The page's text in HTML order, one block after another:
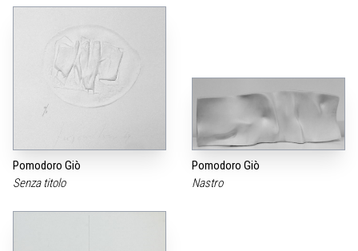
Pomodoro Giò
Senza titolo
Pomodoro Giò
Nastro